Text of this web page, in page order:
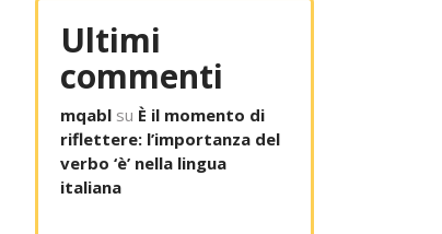
Ultimi
commenti
mqabl su È il momento di
riflettere: l’importanza del
verbo ‘è’ nella lingua
italiana